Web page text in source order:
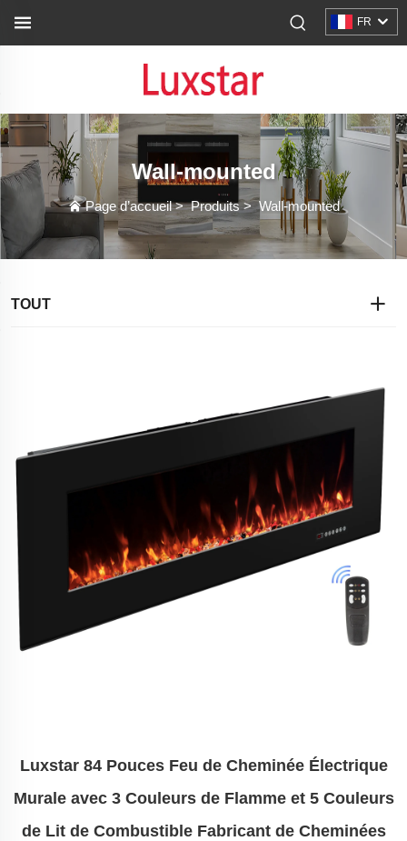
FR
Wall-mounted
Page d’accueil>Produits>Wall-mounted
TOUT
Luxstar 84 Pouces Feu de Cheminée Électrique
Murale avec 3 Couleurs de Flamme et 5 Couleurs
de Lit de Combustible Fabricant de Cheminées